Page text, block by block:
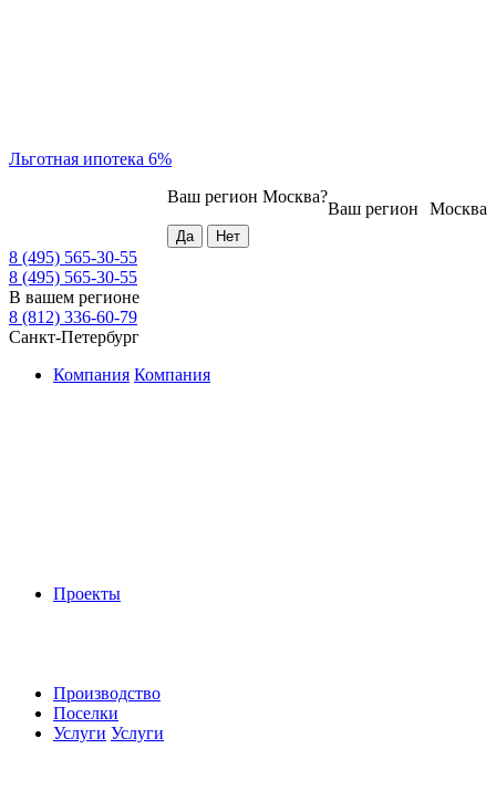
Льготная ипотека 6%
Москва
Ваш регион
Ваш регион Москва?
8 (495) 565-30-55
8 (495) 565-30-55
В вашем регионе
8 (812) 336-60-79
Санкт-Петербург
Компания Компания
Проекты
Производство
Поселки
Услуги Услуги